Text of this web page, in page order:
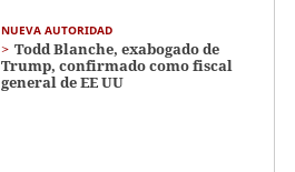
NUEVA AUTORIDAD
Todd Blanche, exabogado de
Trump, confirmado como fiscal
general de EE UU